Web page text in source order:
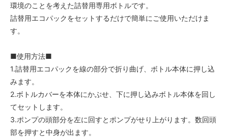
環境のことを考えた詰替用専用ボトルです。
詰替用エコパックをセットするだけで簡単にご使用いただけま
す。
■使用方法■
1.詰替用エコパックを線の部分で折り曲げ、ボトル本体に押し込
みます。
2.ボトルカバーを本体にかぶせ、下に押し込みボトル本体を回し
てセットします。
3.ポンプの頭部分を左に回すとポンプがせり上がります。数回頭
部を押すと中身が出ます。